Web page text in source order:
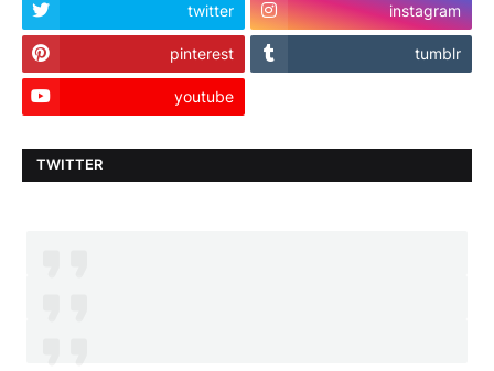
twitter instagram
pinterest tumblr
youtube
TWITTER